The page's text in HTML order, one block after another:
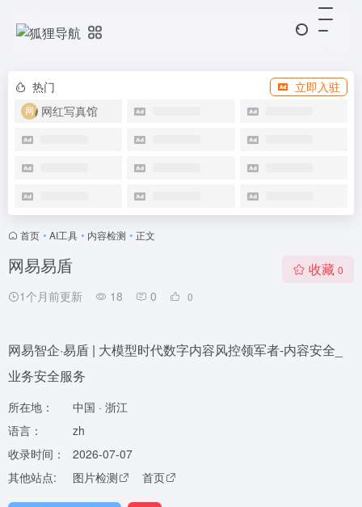
热门
立即入驻
网红写真馆
首页 • AI工具 • 内容检测 • 正文
网易易盾
1个月前更新 18 0 0
收藏 0
网易智企·易盾 | 大模型时代数字内容风控领军者-内容安全_
业务安全服务
所在地：
中国 · 浙江
语言：
zh
收录时间：
2026-07-07
其他站点:
图片检测 首页